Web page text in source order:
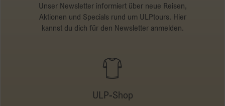
Unser Newsletter informiert über neue Reisen,
Aktionen und Specials rund um ULPtours. Hier
kannst du dich für den Newsletter anmelden.
ULP-Shop